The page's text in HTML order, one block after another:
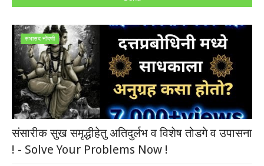
सभासद नोंदणी
संसारीक सुख समृद्धीहेतु अतिदुर्लभ व विशेष तोडगे व उपासना
! - Solve Your Problems Now !